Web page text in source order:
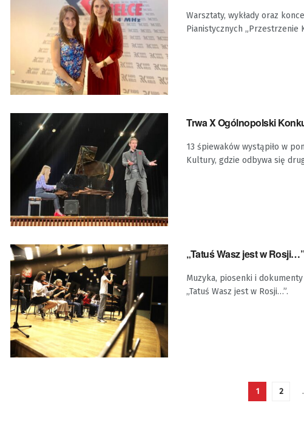
Warsztaty, wykłady oraz
Pianistycznych „Przestrzenie
Trwa X Ogólnopolski
13 śpiewaków wystąpiło w
Kultury, gdzie odbywa się
„Tatuś Wasz jest w
Muzyka, piosenki i
„Tatuś Wasz jest w Rosji…”.
1 2